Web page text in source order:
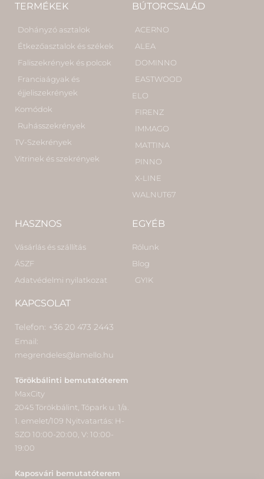
TERMÉKEK
Dohányzó asztalok
Étkezőasztalok és székek
Faliszekrények és polcok
Franciaágyak és
éjjeliszekrények
Komódok
Ruhásszekrények
TV-Szekrények
Vitrinek és szekrények
BÚTORCSALÁD
ACERNO
ALEA
DOMINNO
EASTWOOD
ELO
FIRENZ
IMMAGO
MATTINA
PINNO
X-LINE
WALNUT67
HASZNOS
Vásárlás és szállítás
ÁSZF
Adatvédelmi nyilatkozat
KAPCSOLAT
Telefon: +36 20 473 2443
Email:
megrendeles@lamello.hu
Törökbálinti bemutatóterem
MaxCity
2045 Törökbálint, Tópark u. 1/a.
1. emelet/109 Nyitvatartás: H-
SZO 10:00-20:00, V: 10:00-
19:00
Kaposvári bemutatóterem
EGYÉB
Rólunk
Blog
GYIK